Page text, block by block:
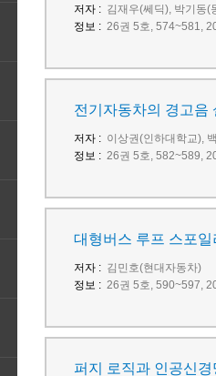
저자 : 김재우(쎄딕), 박기동(
정보 : 26권 5호, 574~581,
전기자동차의 경고음
저자 : 이상권(인하대학교),
정보 : 26권 5호, 582~589,
대형버스 루프 스포
저자 : 김민호(현대자동차)
정보 : 26권 5호, 590~597,
퍼지 로직과 인공신